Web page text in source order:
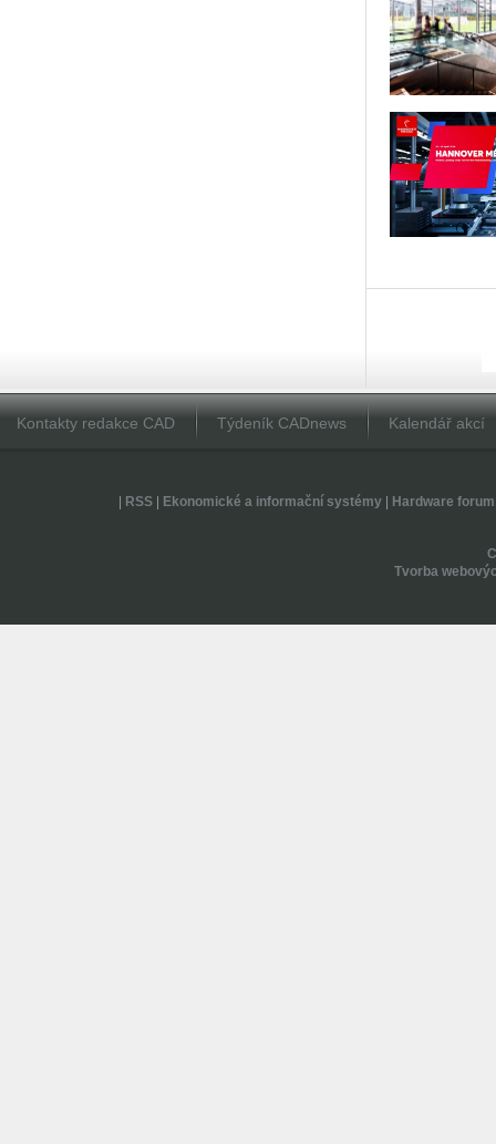
Kontakty redakce CAD Týdeník CADnews Kalendář akcí
RSS| Ekonomické a informační systémy| Hardware forum
Tvorba